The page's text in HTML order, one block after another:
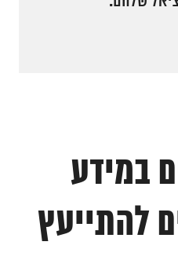
במידע
להתייעץ